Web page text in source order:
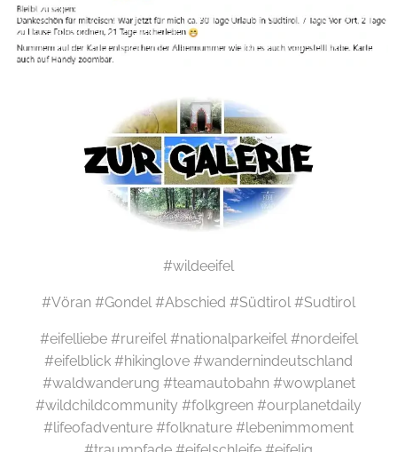
#wildeeifel
#Vöran #Gondel #Abschied #Südtirol #Sudtirol
#eifelliebe #rureifel #nationalparkeifel #nordeifel
#eifelblick #hikinglove #wandernindeutschland
#waldwanderung #teamautobahn #wowplanet
#wildchildcommunity #folkgreen #ourplanetdaily
#lifeofadventure #folknature #lebenimmoment